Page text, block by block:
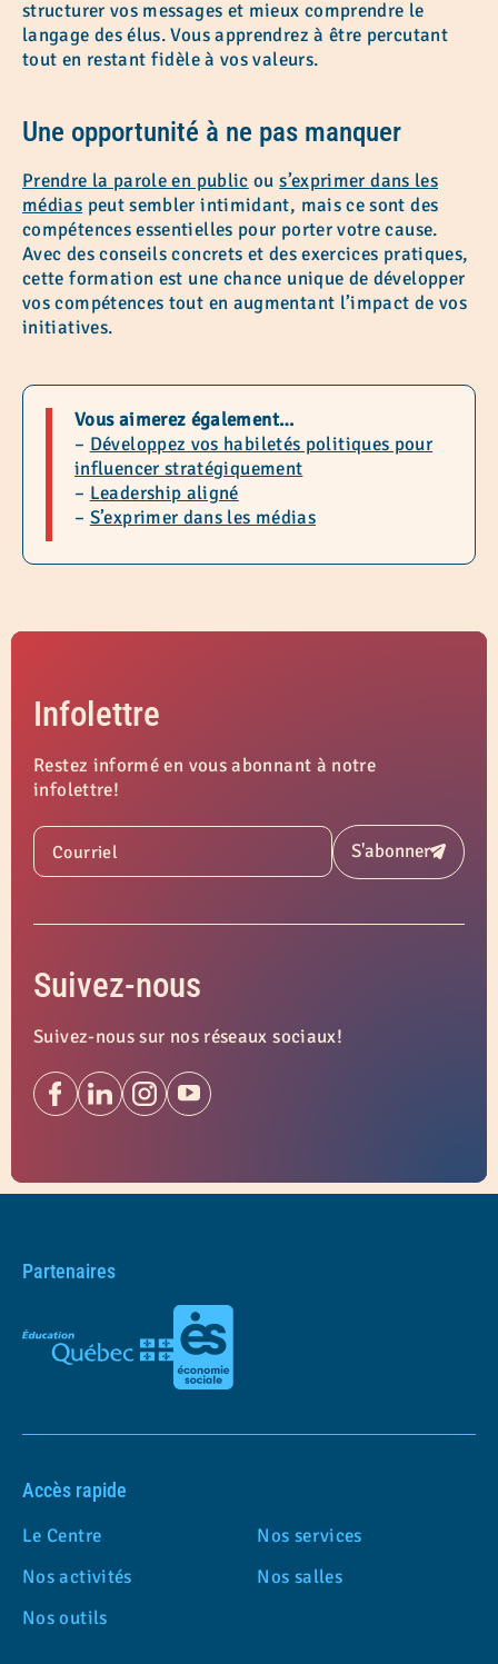
structurer vos messages et mieux comprendre le
langage des élus. Vous apprendrez à être percutant
tout en restant fidèle à vos valeurs.
Une opportunité à ne pas manquer
Prendre la parole en public ous’exprimer dans les
médias peut sembler intimidant, mais ce sont des
compétences essentielles pour porter votre cause.
Avec des conseils concrets et des exercices pratiques,
cette formation est une chance unique de développer
vos compétences tout en augmentant l’impact de vos
initiatives.
Vous aimerez également…
– Développez vos habiletés politiques pour
influencer stratégiquement
– Leadership aligné
– S’exprimer dans les médias
Infolettre
Restez informé en vous abonnant à notre
infolettre!
Courriel S'abonnerSoumettre
Suivez-nous
Suivez-nous sur nos réseaux sociaux!
Partenaires
Accès rapide
Le Centre
Nos services
Nos activités
Nos salles
Nos outils